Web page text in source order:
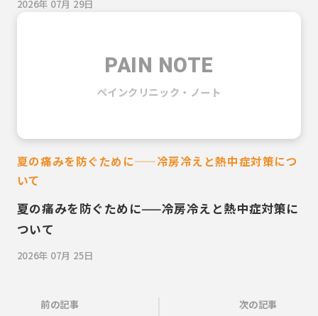
2026年 07月 29日
夏の痛みを防ぐために——冷房冷えと熱中症対策につ
いて
夏の痛みを防ぐために——冷房冷えと熱中症対策に
ついて
2026年 07月 25日
PAIN NOTE
ペインクリニック・ノート
前の記事 次の記事